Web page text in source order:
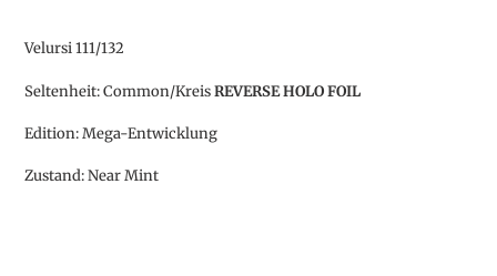
zum
hinzugefügt
Velursi 111/132
Seltenheit: Common/KreisREVERSE HOLO FOIL
Edition: Mega-Entwicklung
Zustand: Near Mint